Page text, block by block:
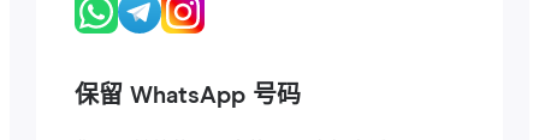
保留 WhatsApp 号码